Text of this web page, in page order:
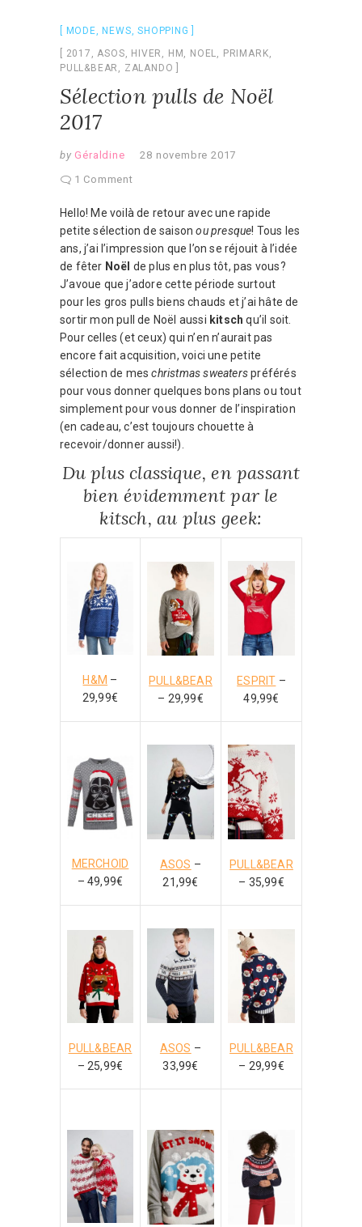
MODE, NEWS,SHOPPING
2017 ,ASOS, HIVER , HM , NOEL, PRIMARK,
PULL&BEAR , ZALANDO
Sélection pulls de Noël
2017
by Géraldine
28 novembre 2017
1 Comment
Hello! Me voilà de retour avec une rapide
petite sélection de saisonou presque! Tous les
ans, j’ai l’impression que l’on se réjouit à l’idée
de fêter Noël de plus en plus tôt, pas vous?
J’avoue que j’adore cette période surtout
pour les gros pulls biens chauds et j’ai hâte de
sortir mon pull de Noël aussi kitsch qu’il soit.
Pour celles (et ceux) qui n’en n’aurait pas
encore fait acquisition, voici une petite
sélection de mes christmas sweaterspréférés
pour vous donner quelques bons plans ou tout
simplement pour vous donner de l’inspiration
(en cadeau, c’est toujours chouette à
recevoir/donner aussi!).
Du plus classique, en passant
bien évidemment par le
kitsch, au plus geek:
H&M –
29,99€
PULL&BEAR
– 29,99€
ESPRIT –
49,99€
MERCHOID
– 49,99€
ASOS –
21,99€
PULL&BEAR
– 35,99€
PULL&BEAR
– 25,99€
ASOS –
33,99€
PULL&BEAR
– 29,99€